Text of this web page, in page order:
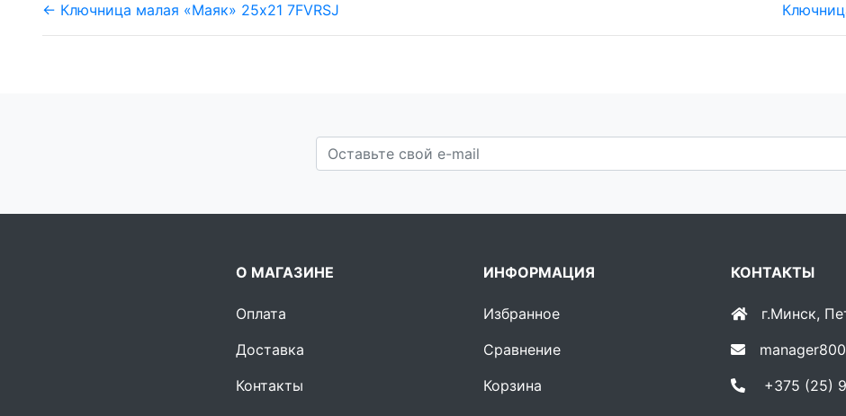
← Ключница малая «Маяк» 25х21 7FVRSJ
О МАГАЗИНЕ
Оплата
Доставка
Контакты
ИНФОРМАЦИЯ
Избранное
Сравнение
Корзина
КОНТАКТЫ
г.Минск,
+375 (25)